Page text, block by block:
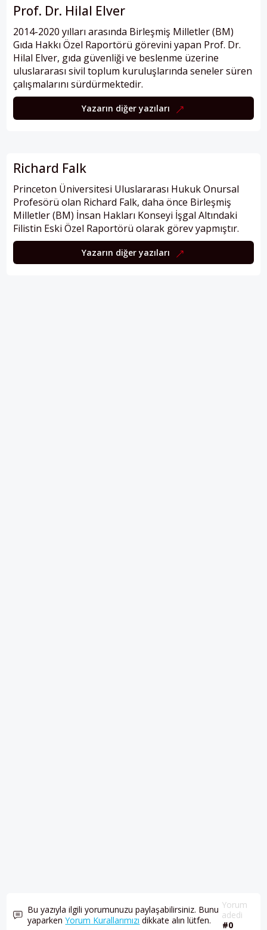
Prof. Dr. Hilal Elver
2014-2020 yılları arasında Birleşmiş Milletler (BM)
Gıda Hakkı Özel Raportörü görevini yapan Prof. Dr.
Hilal Elver, gıda güvenliği ve beslenme üzerine
uluslararası sivil toplum kuruluşlarında seneler süren
çalışmalarını sürdürmektedir.
Yazarın diğer yazıları
Richard Falk
Princeton Üniversitesi Uluslararası Hukuk Onursal
Profesörü olan Richard Falk, daha önce Birleşmiş
Milletler (BM) İnsan Hakları Konseyi İşgal Altındaki
Filistin Eski Özel Raportörü olarak görev yapmıştır.
Yazarın diğer yazıları
Bu yazıyla ilgili yorumunuzu paylaşabilirsiniz. Bunu
yaparkenYorum Kurallarımızı dikkate alın lütfen.
Yorum
adedi
#0